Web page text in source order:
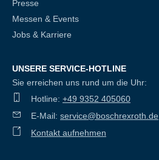
Presse
Messen & Events
Jobs & Karriere
UNSERE SERVICE-HOTLINE
Sie erreichen uns rund um die Uhr:
Hotline: +49 9352 405060
E-Mail: service@boschrexroth.de
Kontakt aufnehmen